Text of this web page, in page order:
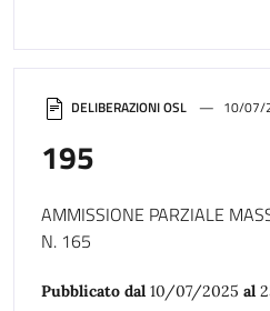
DELIBERAZIONI OSL 10/07/
195
AMMISSIONE PARZIALE
N. 165
Pubblicato dal 10/07/2025 al